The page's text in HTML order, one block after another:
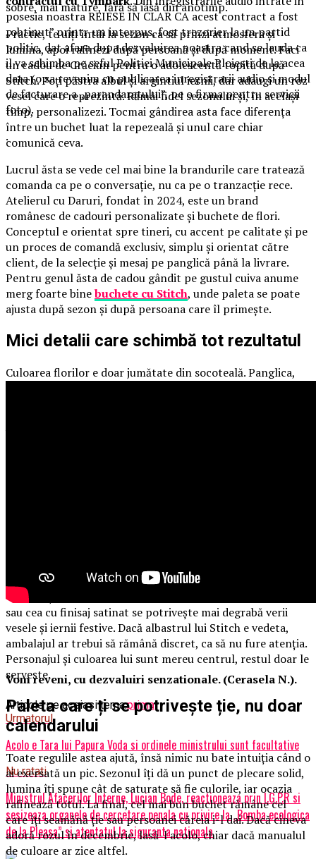
posesia noastra REIESE IN CLAR CA acest contract a fost
„obtinut” printr-un interpus, fost trezorier la un partid
politic, dat afara dupa dezvaluirea noastra cand se lauda ca
il va schimba pe seful Politiei Municipale Ploiesti de la acea
data (o sa revenim cu publicarea inregistrarii audio si modul
de facturare a „parandaratului”, pe o firma pentru servicii
foto).
.
Vom reveni, cu dezvaluiri senzationale. (Cerasela N.).
Articole pe aceiasi tema:prima
Urmatorul
Acolo e Tara lui Papura Voda si ordinele ministrului sunt facultative
Nu ratati
Ministrul Afacerilor Interne, Lucian Bode, reactioneaza prin I.G.P.R si
sesizeaza organele de cercetare penala cu privire la „Bomba ecologica
de la Pleasa” si atentatul la siguranta nationala
sobre, mai mature, fără să iasă din anotimp.
Practic, te uiți întâi la sezon ca să prinzi atmosfera și
lumina, apoi rafinezi după persoană și după moment. Faci
un cadou de Crăciun pentru o adolescentă topită după
Stitch. Poți păstra albul și argintiul iernii, dar adaugi un roz
vesel care o reprezintă. Rămâi fidel sezonului și, în același
timp, personalizezi. Tocmai gândirea asta face diferența
între un buchet luat la repezeală și unul care chiar
comunică ceva.
Lucrul ăsta se vede cel mai bine la brandurile care tratează
comanda ca pe o conversație, nu ca pe o tranzacție rece.
Atelierul cu Daruri, fondat în 2024, este un brand
românesc de cadouri personalizate și buchete de flori.
Conceptul e orientat spre tineri, cu accent pe calitate și pe
un proces de comandă exclusiv, simplu și orientat către
client, de la selecție și mesaj pe panglică până la livrare.
Pentru genul ăsta de cadou gândit pe gustul cuiva anume
merg foarte binebuchete cu Stitch, unde paleta se poate
ajusta după sezon și după persoana care îl primește.
Mici detalii care schimbă tot rezultatul
Culoarea florilor e doar jumătate din socoteală. Panglica,
Și încă ceva despre ambalaj. Hârtia kraft caldă stă bine cu
toamna și cu primăvara naturală, în timp ce hârtia colorată
sau cea cu finisaj satinat se potrivește mai degrabă verii
vesele și iernii festive. Dacă albastrul lui Stitch e vedeta,
ambalajul ar trebui să rămână discret, ca să nu fure atenția.
Personajul și culoarea lui sunt mereu centrul, restul doar le
servește.
Paleta care ți se potrivește ție, nu doar
calendarului
Toate regulile astea ajută, însă nimic nu bate intuiția când o
ai exersată un pic. Sezonul îți dă un punct de plecare solid,
lumina îți spune cât de saturate să fie culorile, iar ocazia
rafinează totul. La final, cel mai bun buchet rămâne cel
care îți seamănă ție sau persoanei căreia i-l dai. Dacă cineva
adoră rozul în decembrie, lasă-l acolo, chiar dacă manualul
de culoare ar zice altfel.